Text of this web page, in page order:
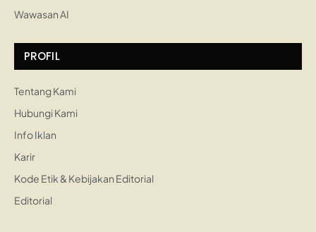
Wawasan AI
PROFIL
Tentang Kami
Hubungi Kami
Info Iklan
Karir
Kode Etik & Kebijakan Editorial
Editorial